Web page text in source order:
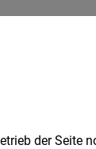
der Seite